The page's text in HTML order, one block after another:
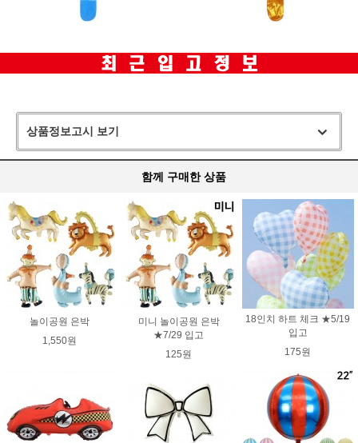
상품정보고시 보기
함께 구매한 상품
놀이공원 은박
1,550원
미니 놀이공원 은박
★7/29 입고
125원
18인치 하트 체크 ★5/19
입고
175원